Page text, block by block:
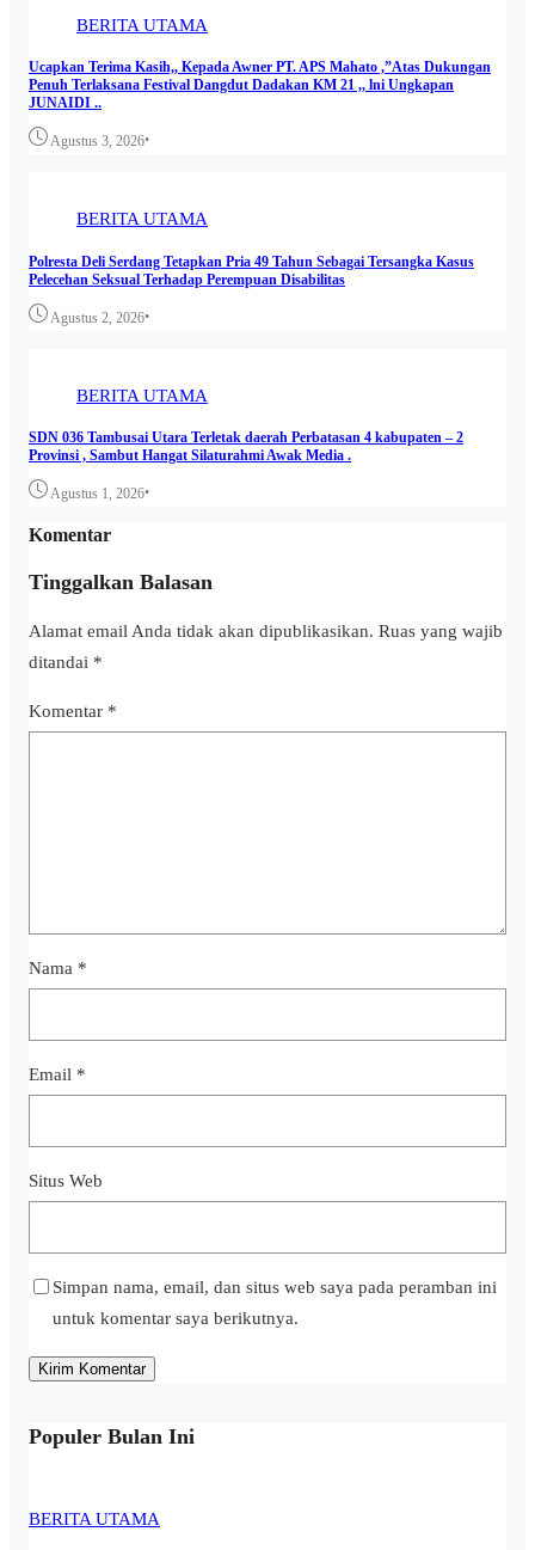
BERITA UTAMA
Ucapkan Terima Kasih,, Kepada Awner PT. APS Mahato ,”Atas Dukungan
Penuh Terlaksana Festival Dangdut Dadakan KM 21 ,, lni Ungkapan
JUNAIDI ..
Agustus 3, 2026•
BERITA UTAMA
Polresta Deli Serdang Tetapkan Pria 49 Tahun Sebagai Tersangka Kasus
Pelecehan Seksual Terhadap Perempuan Disabilitas
Agustus 2, 2026•
BERITA UTAMA
SDN 036 Tambusai Utara Terletak daerah Perbatasan 4 kabupaten – 2
Provinsi , Sambut Hangat Silaturahmi Awak Media .
Agustus 1, 2026•
Komentar
Tinggalkan Balasan
Alamat email Anda tidak akan dipublikasikan. Ruas yang wajib
ditandai *
Komentar *
Nama *
Email *
Situs Web
Simpan nama, email, dan situs web saya pada peramban ini
untuk komentar saya berikutnya.
Populer Bulan Ini
BERITA UTAMA